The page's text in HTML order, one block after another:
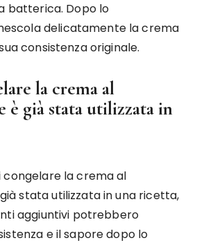
batterica. Dopo lo
delicatamente la crema
consistenza originale.
la crema al
è già stata utilizzata in
congelare la crema al
stata utilizzata in una ricetta,
aggiuntivi potrebbero
e il sapore dopo lo